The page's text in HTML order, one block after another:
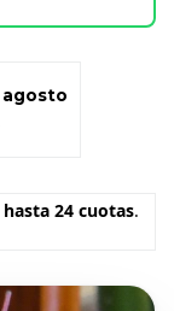
agosto